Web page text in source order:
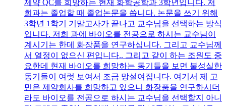
제약 QC를 희망하는 현재 화학공학과 3학년입니다. 저
희과는 졸업할 때 졸업논문을 씁니다. 논문을 쓰기 위해
3학년 1학기 기말고사가 끝나고 교수님을 선택하는 방식
입니다. 저희 과에 바이오를 전공으로 하시는 교수님이
계시기는 한데 화장품을 연구하십니다. 그리고 교수님께
서 열정이 없으신 편입니다.. 그리고 같이 하는 조원도 중
요한데 현재 바이오를 희망하는 동기들을 보면 불성실한
동기들이 여럿 보여서 조금 망설여집니다. 여기서 제 고
민은 제약회사를 희망하고 있으니 화장품을 연구하시더
라도 바이오를 전공으로 하시는 교수님을 선택할지 아니